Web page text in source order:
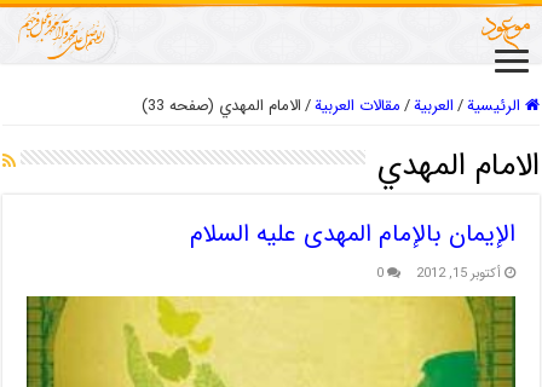
الرئيسية/العربیة/مقالات العربیة/الامام المهدي (صفحه 33)
الامام المهدي
الإیمان بالإمام المهدی علیه السلام
أكتوبر 15, 2012 0